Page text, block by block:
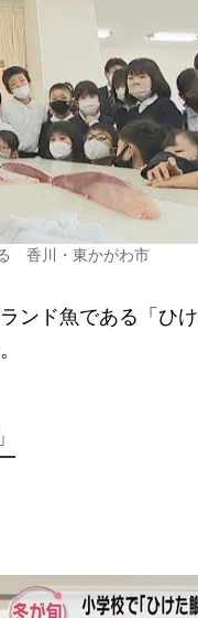
香川・東かがわ市
ンド魚である「ひ